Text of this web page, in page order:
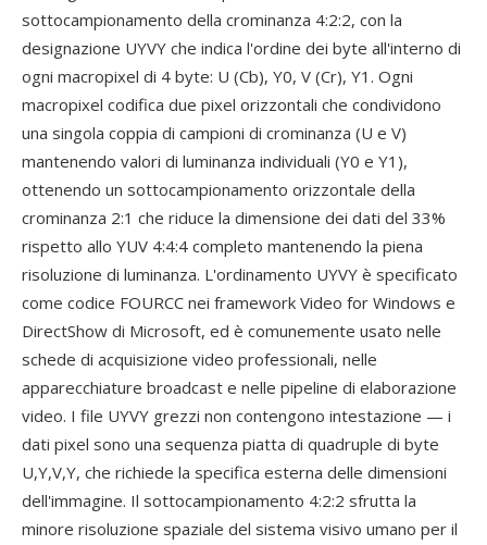
sottocampionamento della crominanza 4:2:2, con la
designazione UYVY che indica l'ordine dei byte all'interno di
ogni macropixel di 4 byte: U (Cb), Y0, V (Cr), Y1. Ogni
macropixel codifica due pixel orizzontali che condividono
una singola coppia di campioni di crominanza (U e V)
mantenendo valori di luminanza individuali (Y0 e Y1),
ottenendo un sottocampionamento orizzontale della
crominanza 2:1 che riduce la dimensione dei dati del 33%
rispetto allo YUV 4:4:4 completo mantenendo la piena
risoluzione di luminanza. L'ordinamento UYVY è specificato
come codice FOURCC nei framework Video for Windows e
DirectShow di Microsoft, ed è comunemente usato nelle
schede di acquisizione video professionali, nelle
apparecchiature broadcast e nelle pipeline di elaborazione
video. I file UYVY grezzi non contengono intestazione — i
dati pixel sono una sequenza piatta di quadruple di byte
U,Y,V,Y, che richiede la specifica esterna delle dimensioni
dell'immagine. Il sottocampionamento 4:2:2 sfrutta la
minore risoluzione spaziale del sistema visivo umano per il